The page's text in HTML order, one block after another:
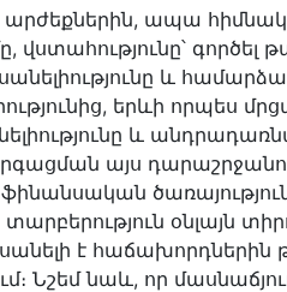
ապա
գործել
և
երևի որպես
և
այս
օնլայն
է հաճախորդներին
Նշեմ նաև, որ